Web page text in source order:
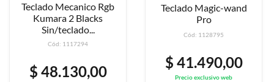
Teclado Mecanico Rgb
Kumara 2 Blacks
Sin/teclado...
Cód: 1117294
$ 48.130,00
Teclado Magic-wand
Pro
Cód: 1128795
$ 41.490,00
Precio exclusivo web